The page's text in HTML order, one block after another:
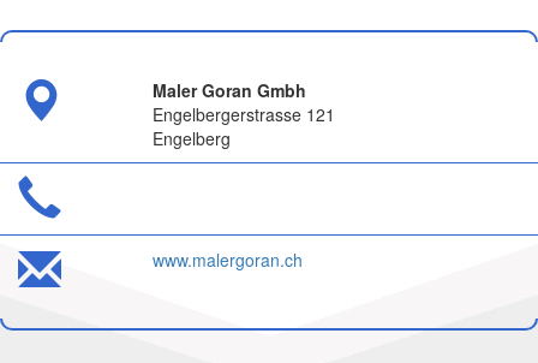
Maler Goran Gmbh
Engelbergerstrasse 121
Engelberg
www.malergoran.ch